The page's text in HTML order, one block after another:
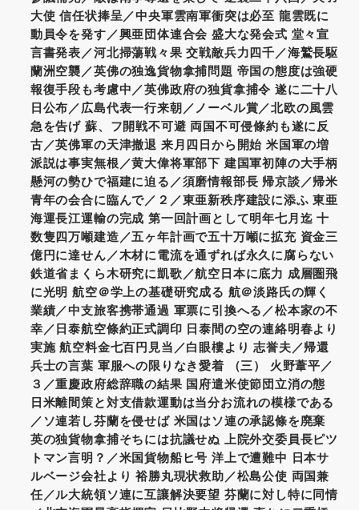
大使 信任状捧呈／中央軍雲南軍衝突は必至 龍雲既に
動員令を発す／興亜団体連合会 盛大な発会式 堂々宣
言書発表／河北掃蕩戦々果 交戦敵兵力四千／海鷲長駆
蘭洲空襲／英佛の独逸貨物拿捕問題 帝国の態度は強硬
報復手段も考慮中／英佛政府の独貨拿捕令 遂に二十八
日公布／広島代表一行来朝／ノーベル賞／北欧の風雲
急を告げ 蘇、フ開戦不可避 両国不可侵條約も遂に反
古／英佛軍の天津撤退 来月四日から開始 米国軍の増
派説は事実無根／黄大偉将軍部下 建国軍初陣の大手柄
懸河の勢ひで福建に迫る／須磨情報部長 帰京談／帰米
青年の会合に臨んで／２／東亜新秩序建設に添ふ 東亜
海運長江運輸の完成 第一回計画として明年七月迄 十
数隻四万噸建造／五ヶ年計画で五十万噸に拡充 資金三
億円に達せん／木材に電流を通ずれば永久に腐らない
鉄道省まくら木研究に凱歌／航空日本に底力 成層圏飛
に光明 航空＠学上の基礎研究成る 航＠淡路氏の輝く
業績／中支旅客携帯通過 軍票に引換へる／松本家の不
幸／日泰航空條約正式調印 日泰間の空の連絡明春より
実施 航空料金七百円見当／白眼樓より 志誉夫／帰還
兵士の言葉 軍服への限りなき愛着 （三） 火野葦平／
３／重慶政府総辞職の結果 国府遣米使節団立消の態
日米離間策と対支借款運動は当分お流れの模様である
／ソ連若し芬蘭を侵せば 米国はソ連の承認條を廃棄
英の独貨物拿捕そちには抗議せぬ 上院外交委員長ピツ
トマン言明？／米国貨物船ヒ号 洋上で遭難中 日本サ
ルベージ会社より 裕勝丸現状救助／松島公使 両国兼
任／ル大統領ソ連に互讓解決要望 芬蘭に対し特に同情